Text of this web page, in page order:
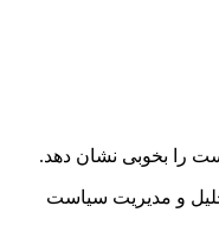
را بخوبی نشان دهد.
و مدیریت سیاست